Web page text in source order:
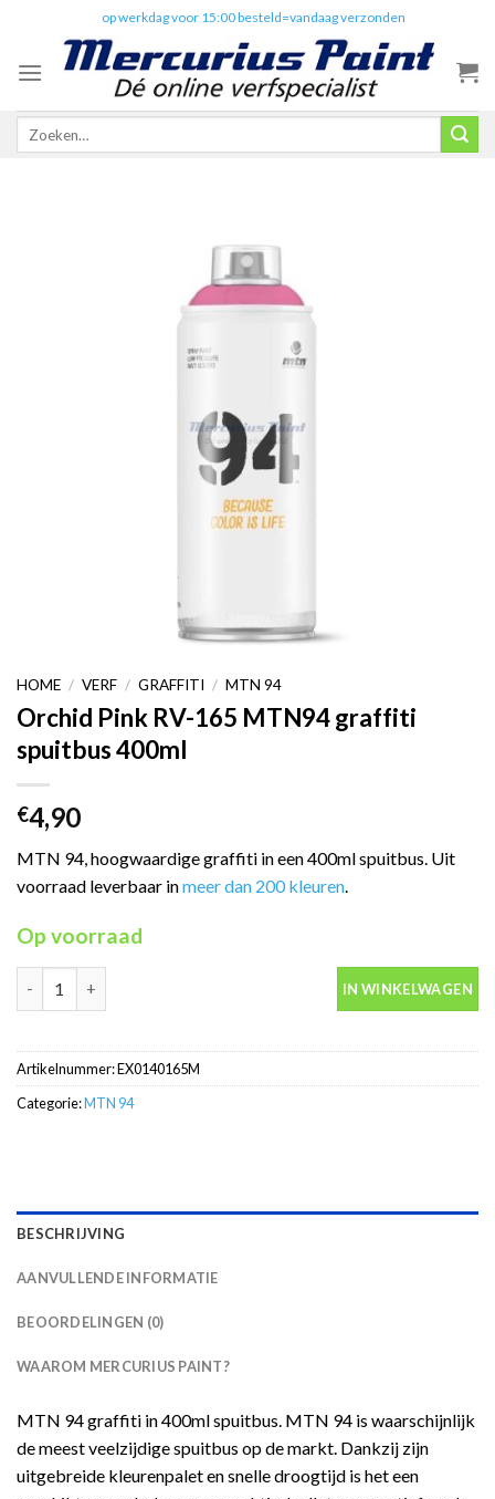
content
op werkdag voor 15:00 besteld=vandaag verzonden
Zoeken
HOME / VERF / GRAFFITI / MTN 94
Orchid Pink RV-165 MTN94 graffiti
spuitbus 400ml
€4,90
MTN 94, hoogwaardige graffiti in een 400ml spuitbus. Uit
voorraad leverbaar inmeer dan 200 kleuren.
Op voorraad
IN WINKELWAGEN
Artikelnummer:EX0140165M
Categorie:MTN 94
BESCHRIJVING
AANVULLENDE INFORMATIE
BEOORDELINGEN (0)
WAAROM MERCURIUS PAINT?
MTN 94 graffiti in 400ml spuitbus. MTN 94 is waarschijnlijk
de meest veelzijdige spuitbus op de markt. Dankzij zijn
uitgebreide kleurenpalet en snelle droogtijd is het een